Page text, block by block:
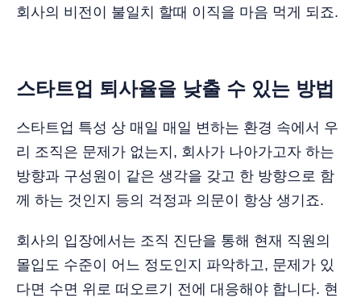
회사의 비전이 불일치 할때 이직을 마음 먹게 되죠.
스타트업 퇴사율을 낮출 수 있는 방법
스타트업 특성 상 매일 매일 변하는 환경 속에서 우
리 조직은 문제가 없는지, 회사가 나아가고자 하는
방향과 구성원이 같은 생각을 갖고 한 방향으로 함
께 하는 것인지 등의 걱정과 의문이 항상 생기죠.
회사의 입장에서는 조직 진단을 통해 현재 직원의
몰입도 수준이 어느 정도인지 파악하고, 문제가 있
다면 수면 위로 떠오르기 전에 대응해야 합니다. 현